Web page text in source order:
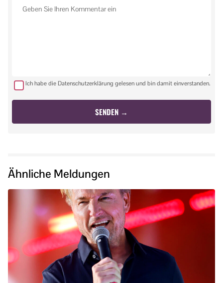
Ich habe die Datenschutzerklärung gelesen und bin damit einverstanden.
Ähnliche Meldungen